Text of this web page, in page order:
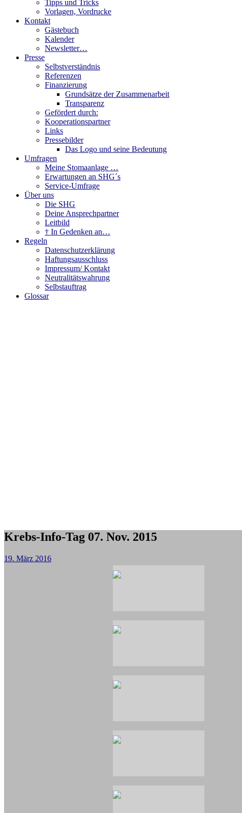
Tipps und Tricks
Vorlagen, Vordrucke
Kontakt
Gästebuch
Kalender
Newsletter…
Presse
Selbstverständnis
Referenzen
Finanzierung
Grundsätze der Zusammenarbeit
Transparenz
Gefördert durch:
Kooperationspartner
Links
Pressebilder
Das Logo und seine Bedeutung
Umfragen
Meine Stomaanlage …
Erwartungen an SHG´s
Service-Umfrage
Über uns
Die SHG
Deine Ansprechpartner
Leitbild
† In Gedenken an…
Regeln
Datenschutzerklärung
Haftungsausschluss
Impressum/ Kontakt
Neutralitätswahrung
Selbstauftrag
Glossar
Krebs-Info-Tag 07. Nov. 2015
19. März 2016